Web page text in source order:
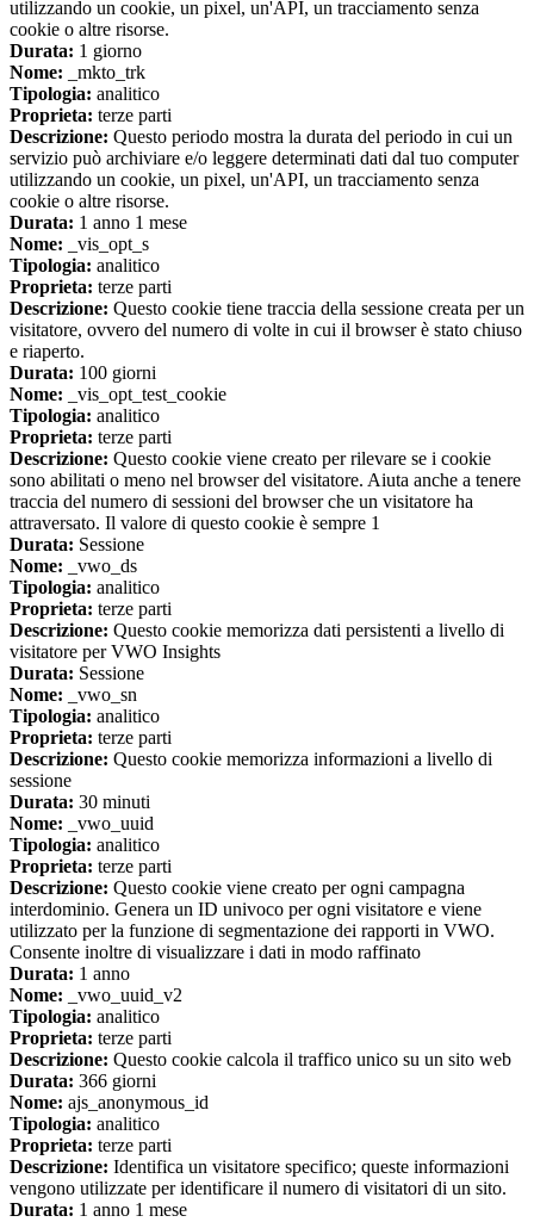
utilizzando un cookie, un pixel, un'API, un tracciamento senza
cookie o altre risorse.
Durata: 1 giorno
Nome: _mkto_trk
Tipologia: analitico
Proprieta: terze parti
Descrizione: Questo periodo mostra la durata del periodo in cui un
servizio può archiviare e/o leggere determinati dati dal tuo computer
utilizzando un cookie, un pixel, un'API, un tracciamento senza
cookie o altre risorse.
Durata: 1 anno 1 mese
Nome: _vis_opt_s
Tipologia: analitico
Proprieta: terze parti
Descrizione: Questo cookie tiene traccia della sessione creata per un
visitatore, ovvero del numero di volte in cui il browser è stato chiuso
e riaperto.
Durata: 100 giorni
Nome: _vis_opt_test_cookie
Tipologia: analitico
Proprieta: terze parti
Descrizione: Questo cookie viene creato per rilevare se i cookie
sono abilitati o meno nel browser del visitatore. Aiuta anche a tenere
traccia del numero di sessioni del browser che un visitatore ha
attraversato. Il valore di questo cookie è sempre 1
Durata: Sessione
Nome: _vwo_ds
Tipologia: analitico
Proprieta: terze parti
Descrizione: Questo cookie memorizza dati persistenti a livello di
visitatore per VWO Insights
Durata: Sessione
Nome: _vwo_sn
Tipologia: analitico
Proprieta: terze parti
Descrizione: Questo cookie memorizza informazioni a livello di
sessione
Durata: 30 minuti
Nome: _vwo_uuid
Tipologia: analitico
Proprieta: terze parti
Descrizione: Questo cookie viene creato per ogni campagna
interdominio. Genera un ID univoco per ogni visitatore e viene
utilizzato per la funzione di segmentazione dei rapporti in VWO.
Consente inoltre di visualizzare i dati in modo raffinato
Durata: 1 anno
Nome: _vwo_uuid_v2
Tipologia: analitico
Proprieta: terze parti
Descrizione: Questo cookie calcola il traffico unico su un sito web
Durata: 366 giorni
Nome: ajs_anonymous_id
Tipologia: analitico
Proprieta: terze parti
Descrizione: Identifica un visitatore specifico; queste informazioni
vengono utilizzate per identificare il numero di visitatori di un sito.
Durata: 1 anno 1 mese